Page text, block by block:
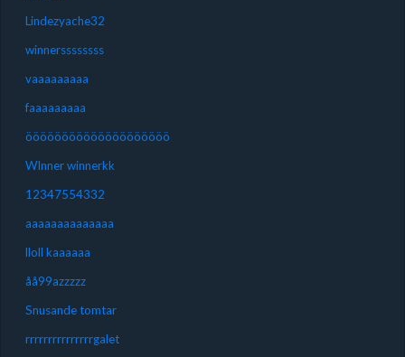
Lindezyache32
winnerssssssss
vaaaaaaaaa
faaaaaaaaa
öööööööööööööööööööö
WInner winnerkk
12347554332
aaaaaaaaaaaaaa
lloll kaaaaaa
åå99azzzzz
Snusande tomtar
rrrrrrrrrrrrrrrgalet